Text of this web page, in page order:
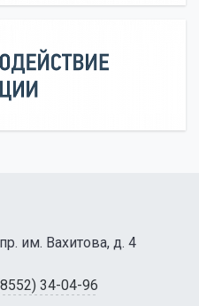
им. Вахитова, д. 4
34-04-96